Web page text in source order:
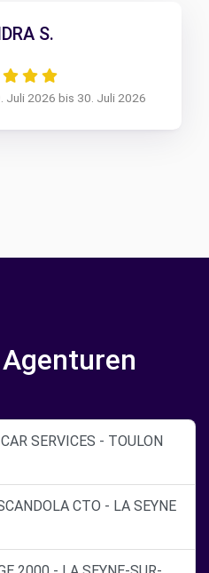
S.
Juli 2026 bis 30. Juli 2026
SERVICES - TOULON
CTO - LA SEYNE